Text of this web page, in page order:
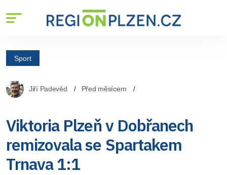
Sport
Jiří Padevěd Před měsícem
Viktoria Plzeň v Dobřanech
remizovala se Spartakem
Trnava 1:1